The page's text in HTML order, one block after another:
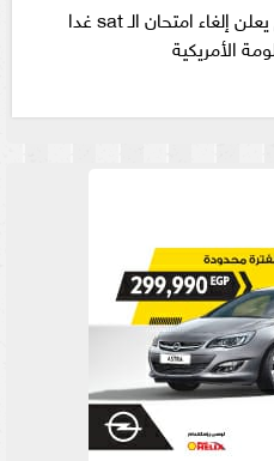
وزير التعليم يعلن إلغاء امتحان الـ sat غدا
الأمريكية